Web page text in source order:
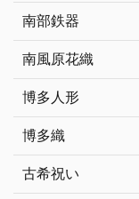
南部鉄器
南風原花織
博多人形
博多織
古希祝い